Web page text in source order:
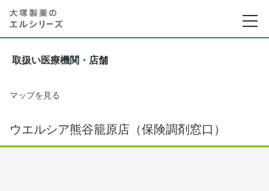
取扱い医療機関・店舗
マップを見る
ウエルシア熊谷籠原店（保険調剤窓口）